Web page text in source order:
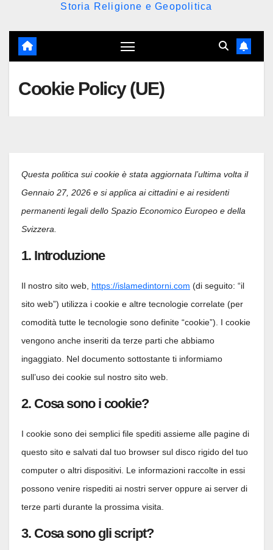
Storia Religione e Geopolitica
Cookie Policy (UE)
Questa politica sui cookie è stata aggiornata l’ultima volta il
Gennaio 27, 2026 e si applica ai cittadini e ai residenti
permanenti legali dello Spazio Economico Europeo e della
Svizzera.
1. Introduzione
Il nostro sito web, https://islamedintorni.com (di seguito: “il
sito web”) utilizza i cookie e altre tecnologie correlate (per
comodità tutte le tecnologie sono definite “cookie”). I cookie
vengono anche inseriti da terze parti che abbiamo
ingaggiato. Nel documento sottostante ti informiamo
sull’uso dei cookie sul nostro sito web.
2. Cosa sono i cookie?
I cookie sono dei semplici file spediti assieme alle pagine di
questo sito e salvati dal tuo browser sul disco rigido del tuo
computer o altri dispositivi. Le informazioni raccolte in essi
possono venire rispediti ai nostri server oppure ai server di
terze parti durante la prossima visita.
3. Cosa sono gli script?